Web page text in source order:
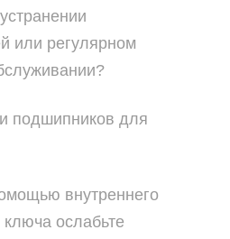
или регулярном
подшипников для
внутреннего
ключа ослабьте